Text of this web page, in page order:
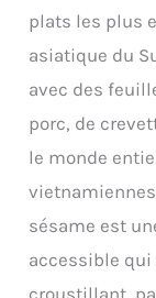
plats les plus
asiatique du
avec des
porc, de
le monde
sésame est
accessible qui